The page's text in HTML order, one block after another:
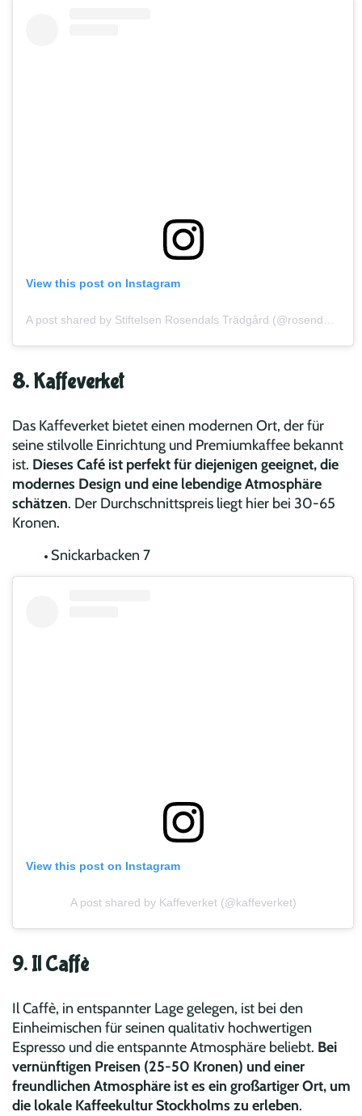
View this post on Instagram
A post shared by Stiftelsen Rosendals Trädgård (@rosendalstradgard)
8. Kaffeverket
Das Kaffeverket bietet einen modernen Ort, der für
seine stilvolle Einrichtung und Premiumkaffee bekannt
ist. Dieses Café ist perfekt für diejenigen geeignet, die
modernes Design und eine lebendige Atmosphäre
schätzen. Der Durchschnittspreis liegt hier bei 30-65
Kronen.
Snickarbacken 7
View this post on Instagram
A post shared by Kaffeverket (@kaffeverket)
9. Il Caffè
Il Caffè, in entspannter Lage gelegen, ist bei den
Einheimischen für seinen qualitativ hochwertigen
Espresso und die entspannte Atmosphäre beliebt. Bei
vernünftigen Preisen (25-50 Kronen) und einer
freundlichen Atmosphäre ist es ein großartiger Ort, um
die lokale Kaffeekultur Stockholms zu erleben.